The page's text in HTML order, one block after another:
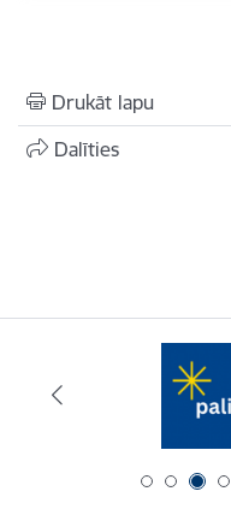
Drukāt lapu
Dalīties